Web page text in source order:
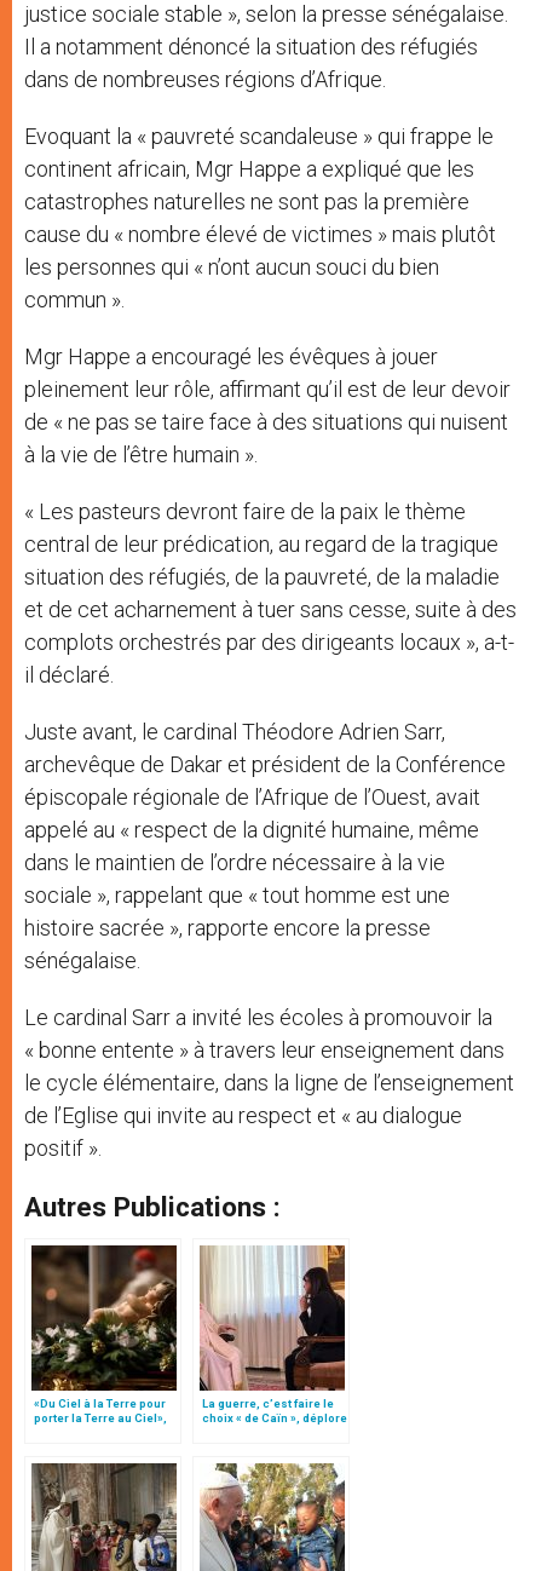
justice sociale stable », selon la presse sénégalaise.
Il a notamment dénoncé la situation des réfugiés
dans de nombreuses régions d’Afrique.
Evoquant la « pauvreté scandaleuse » qui frappe le
continent africain, Mgr Happe a expliqué que les
catastrophes naturelles ne sont pas la première
cause du « nombre élevé de victimes » mais plutôt
les personnes qui « n’ont aucun souci du bien
commun ».
Mgr Happe a encouragé les évêques à jouer
pleinement leur rôle, affirmant qu’il est de leur devoir
de « ne pas se taire face à des situations qui nuisent
à la vie de l’être humain ».
« Les pasteurs devront faire de la paix le thème
central de leur prédication, au regard de la tragique
situation des réfugiés, de la pauvreté, de la maladie
et de cet acharnement à tuer sans cesse, suite à des
complots orchestrés par des dirigeants locaux », a-t-
il déclaré.
Juste avant, le cardinal Théodore Adrien Sarr,
archevêque de Dakar et président de la Conférence
épiscopale régionale de l’Afrique de l’Ouest, avait
appelé au « respect de la dignité humaine, même
dans le maintien de l’ordre nécessaire à la vie
sociale », rappelant que « tout homme est une
histoire sacrée », rapporte encore la presse
sénégalaise.
Le cardinal Sarr a invité les écoles à promouvoir la
« bonne entente » à travers leur enseignement dans
le cycle élémentaire, dans la ligne de l’enseignement
de l’Eglise qui invite au respect et « au dialogue
positif ».
Autres Publications :
«Du Ciel à la Terre pour
porter la Terre au Ciel»,
La guerre, c’est faire le
choix « de Caïn », déplore